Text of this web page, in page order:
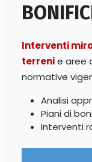
Interventi
terrenie aree
normative
Analisi
Piani di
Interventi